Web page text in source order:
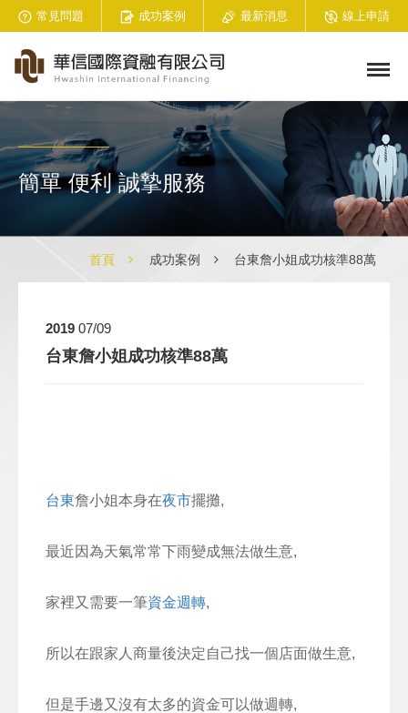
常見問題 成功案例 最新消息 線上申請
簡單 便利 誠摯服務
首頁 成功案例 台東詹小姐成功核準88萬
2019 07/09
台東詹小姐成功核準88萬
台東詹小姐本身在夜市擺攤,
最近因為天氣常常下雨變成無法做生意,
家裡又需要一筆資金週轉,
所以在跟家人商量後決定自己找一個店面做生意,
但是手邊又沒有太多的資金可以做週轉,